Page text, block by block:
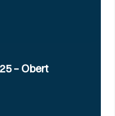
Curs Intensiu de